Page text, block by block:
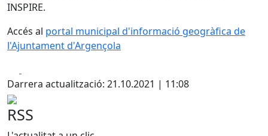
INSPIRE.
Accés al portal municipal d'informació geogràfica de
l'Ajuntament d'Argençola
Darrera actualització: 21.10.2021 | 11:08
RSS